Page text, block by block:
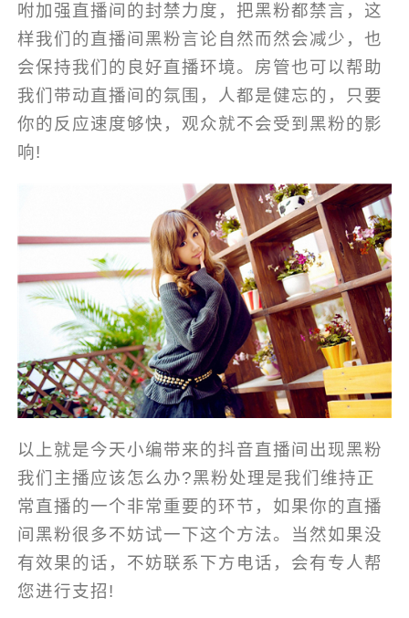
咐加强直播间的封禁力度，把黑粉都禁言，这
样我们的直播间黑粉言论自然而然会减少，也
会保持我们的良好直播环境。房管也可以帮助
我们带动直播间的氛围，人都是健忘的，只要
你的反应速度够快，观众就不会受到黑粉的影
响!
以上就是今天小编带来的抖音直播间出现黑粉
我们主播应该怎么办?黑粉处理是我们维持正
常直播的一个非常重要的环节，如果你的直播
间黑粉很多不妨试一下这个方法。当然如果没
有效果的话，不妨联系下方电话，会有专人帮
您进行支招!